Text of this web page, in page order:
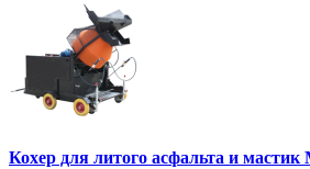
Кохер для литого асфальта и мастик